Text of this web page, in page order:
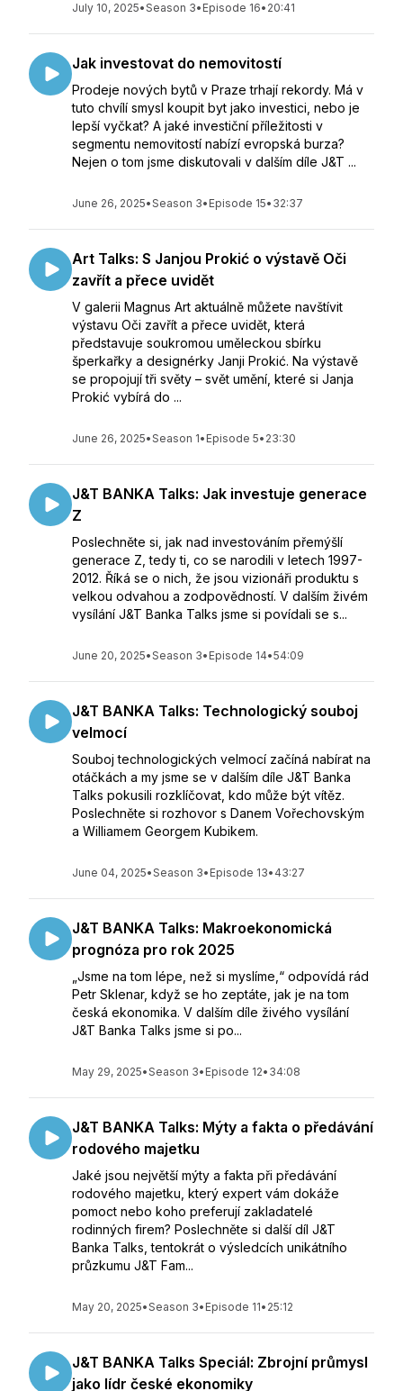
July 10, 2025•Season 3• Episode 16• 20:41
Jak investovat do nemovitostí
Prodeje nových bytů v Praze trhají rekordy. Má v
tuto chvílí smysl koupit byt jako investici, nebo je
lepší vyčkat? A jaké investiční příležitosti v
segmentu nemovitostí nabízí evropská burza?
Nejen o tom jsme diskutovali v dalším díle J&T ...
June 26, 2025•Season 3• Episode 15• 32:37
Art Talks: S Janjou Prokić o výstavě Oči
zavřít a přece uvidět
V galerii Magnus Art aktuálně můžete navštívit
výstavu Oči zavřít a přece uvidět, která
představuje soukromou uměleckou sbírku
šperkařky a designérky Janji Prokić. Na výstavě
se propojují tři světy – svět umění, které si Janja
Prokić vybírá do ...
June 26, 2025•Season 1• Episode 5• 23:30
J&T BANKA Talks: Jak investuje generace
Z
Poslechněte si, jak nad investováním přemýšlí
generace Z, tedy ti, co se narodili v letech 1997-
2012. Říká se o nich, že jsou vizionáři produktu s
velkou odvahou a zodpovědností. V dalším živém
vysílání J&T Banka Talks jsme si povídali se s...
June 20, 2025•Season 3• Episode 14•54:09
J&T BANKA Talks: Technologický souboj
velmocí
Souboj technologických velmocí začíná nabírat na
otáčkách a my jsme se v dalším díle J&T Banka
Talks pokusili rozklíčovat, kdo může být vítěz.
Poslechněte si rozhovor s Danem Vořechovským
a Williamem Georgem Kubikem.
June 04, 2025•Season 3• Episode 13• 43:27
J&T BANKA Talks: Makroekonomická
prognóza pro rok 2025
„Jsme na tom lépe, než si myslíme,“ odpovídá rád
Petr Sklenar, když se ho zeptáte, jak je na tom
česká ekonomika. V dalším díle živého vysílání
J&T Banka Talks jsme si po...
May 29, 2025•Season 3• Episode 12• 34:08
J&T BANKA Talks: Mýty a fakta o předávání
rodového majetku
Jaké jsou největší mýty a fakta při předávání
rodového majetku, který expert vám dokáže
pomoct nebo koho preferují zakladatelé
rodinných firem? Poslechněte si další díl J&T
Banka Talks, tentokrát o výsledcích unikátního
průzkumu J&T Fam...
May 20, 2025•Season 3• Episode 11• 25:12
J&T BANKA Talks Speciál: Zbrojní průmysl
jako lídr české ekonomiky